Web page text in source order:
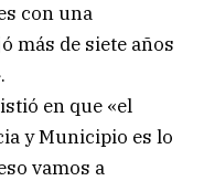
con una
más de siete años
en que «el
y Municipio es lo
vamos a